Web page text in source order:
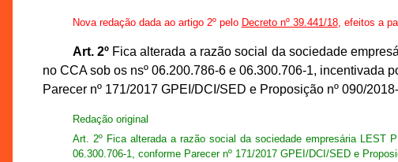
Nova redação dada ao artigo 2º pelo Decreto nº 39.441/18, efeitos a
Art. 2ºFica alterada a razão social da sociedade
no CCA sob os nsº 06.200.786-6 e 06.300.706-1, incentivada
Parecer nº 171/2017 GPEI/DCI/SED e Proposição nº 090/
Redação original
Art. 2º Fica alterada a razão social da sociedade empresária LEST
06.300.706-1, conforme Parecer nº 171/2017 GPEI/DCI/SED e